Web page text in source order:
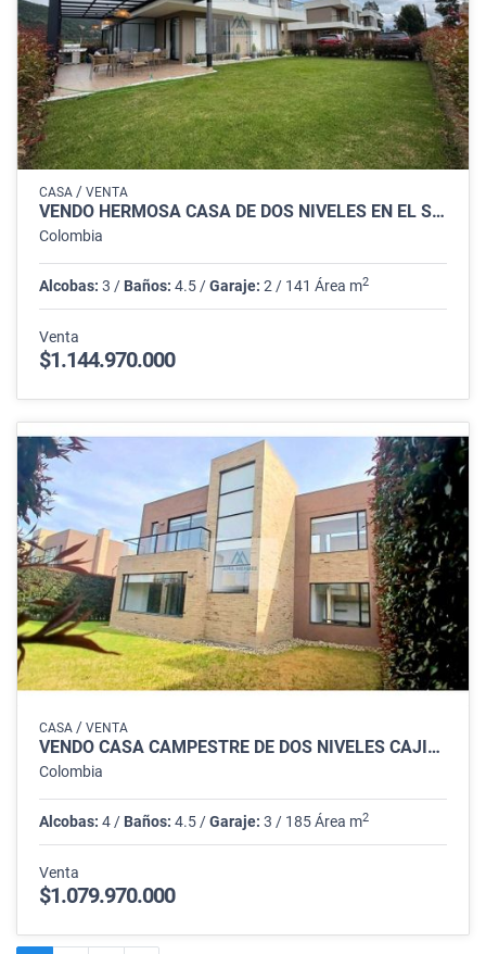
CASA / VENTA
VENDO HERMOSA CASA DE DOS NIVELES EN EL SECTOR DE CHÍA VEREDA TIQUIZA.
Colombia
Alcobas: 3 / Baños: 4.5 /Garaje: 2 / 141 Área m2
Venta
$1.144.970.000
CASA / VENTA
VENDO CASA CAMPESTRE DE DOS NIVELES CAJICA
Colombia
Alcobas: 4 / Baños: 4.5 /Garaje: 3 / 185 Área m2
Venta
$1.079.970.000